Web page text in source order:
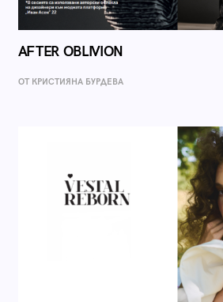
AFTER OBLIVION
ОТ КРИСТИЯНА БУРДЕВА